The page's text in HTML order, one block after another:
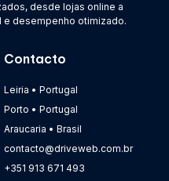
desde lojas online a
e desempenho otimizado.
Contacto
Leiria • Portugal
Porto • Portugal
Araucaria • Brasil
contacto@driveweb.com.br
+351 913 671 493